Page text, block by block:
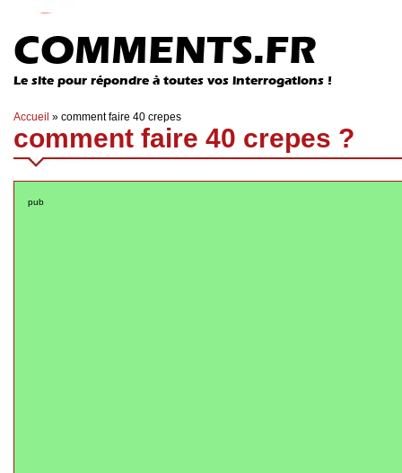
COMMENTS.FR
Le site pour répondre à toutes vos interrogations !
Accueil » comment faire 40 crepes
comment faire 40 crepes ?
pub